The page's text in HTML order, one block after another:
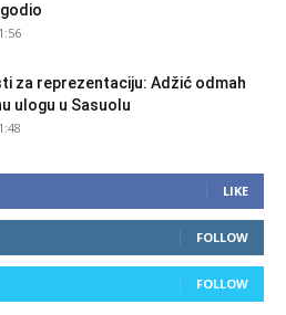
za reprezentaciju: Adžić odmah
ulogu u Sasuolu
LIKE
FOLLOW
FOLLOW